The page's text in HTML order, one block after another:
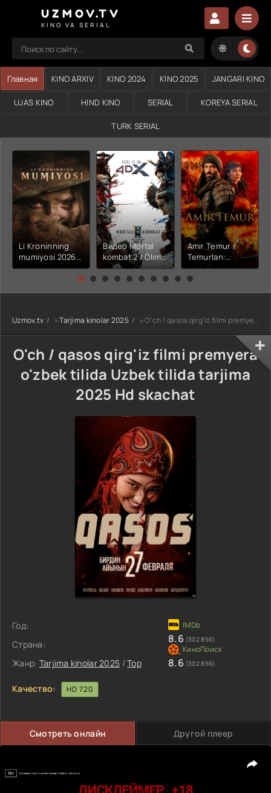
UZMOV.TV
KINO VA SERIAL
Главная KINO ARXIV KINO 2024 KINO 2025 JANGARI KINO
UJAS KINO HIND KINO SERIAL KOREYA SERIAL
TURK SERIAL
Li Kroninning
mumiyosi 2026
(uzbek tilida
kino) tarjima HD
Видео Mortal
kombat 2 / Ólim
jangi 2 (2026)
Uzbek tilida
Amir Temur /
Temurlan:
Fathchining
yuksalishi
tarjima kino Full
HD tas-ix
Uzmov.tv »Tarjima kinolar 2025 » O'ch / qasos qirg'iz filmi premyera o'zbek tilida Uzbek tilida tarjima 2025 Hd skachat
O'ch / qasos qirg'iz filmi premyera
o'zbek tilida Uzbek tilida tarjima
2025 Hd skachat
Год:
Страна:
Жанр: Tarjima kinolar 2025 /Top
8.6 (302 856)
8.6 (302 856)
Качество: HD 720
Смотреть онлайн Другой плеер